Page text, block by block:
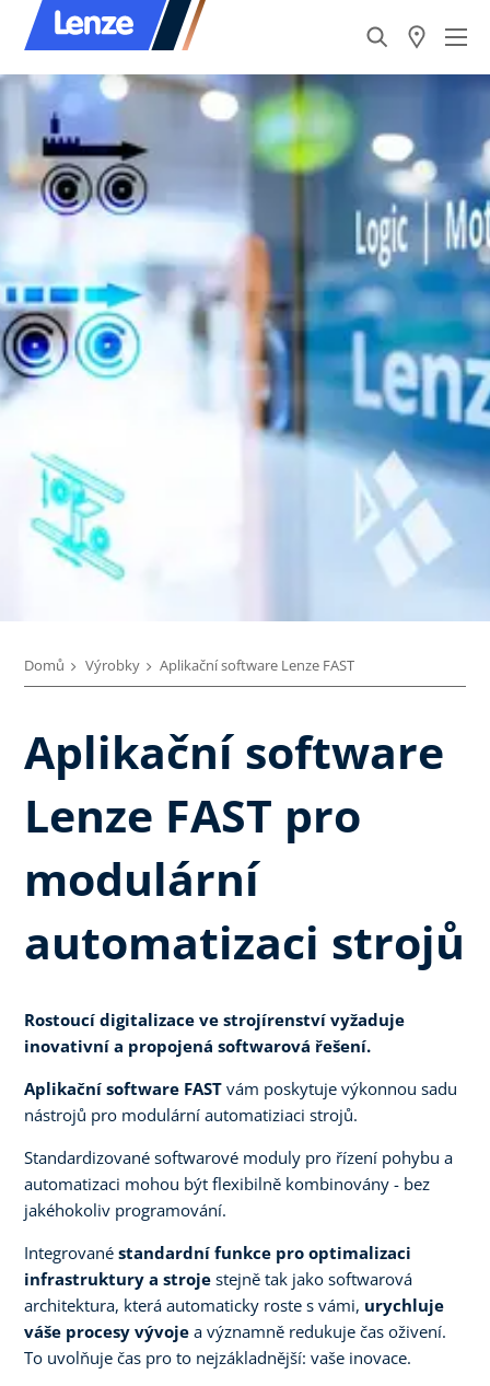
Domů Výrobky Aplikační software Lenze FAST
Aplikační software
Lenze FAST pro
modulární
automatizaci strojů
Rostoucí digitalizace ve strojírenství vyžaduje
inovativní a propojená softwarová řešení.
Aplikační software FAST vám poskytuje výkonnou sadu
nástrojů pro modulární automatiziaci strojů.
Standardizované softwarové moduly pro řízení pohybu a
automatizaci mohou být flexibilně kombinovány - bez
jakéhokoliv programování.
Integrované standardní funkce pro optimalizaci
infrastruktury a stroje stejně tak jako softwarová
architektura, která automaticky roste s vámi, urychluje
váše procesy vývoje a významně redukuje čas oživení.
To uvolňuje čas pro to nejzákladnější: vaše inovace.